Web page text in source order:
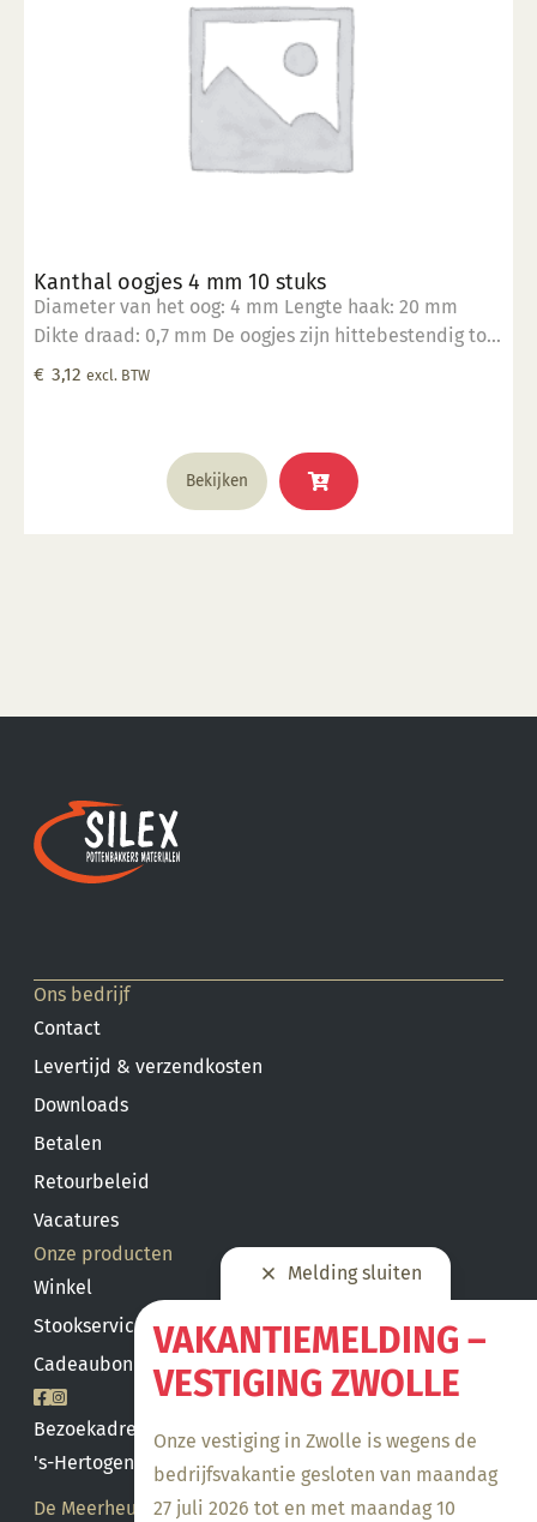
Melding sluiten
VAKANTIEMELDING –
VESTIGING ZWOLLE
Onze vestiging in Zwolle is wegens de
bedrijfsvakantie gesloten van maandag
27 juli 2026 tot en met maandag 10
Kanthal oogjes 4 mm 10 stuks
Diameter van het oog: 4 mm Lengte haak: 20 mm
Dikte draad: 0,7 mm De oogjes zijn hittebestendig tot
1400°C Geschikt om in klei te verwerken Verpakt in
€ 3,12 excl. BTW
Bekijken
Ons bedrijf
Contact
Levertijd & verzendkosten
Downloads
Betalen
Retourbeleid
Vacatures
Onze producten
Winkel
Stookservice
Cadeaubon saldo
Bezoekadres
's-Hertogenbosch
De Meerheuvel 21